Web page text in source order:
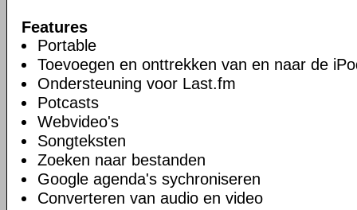
Features
Portable
Toevoegen en onttrekken van en naar de
Ondersteuning voor Last.fm
Potcasts
Webvideo's
Songteksten
Zoeken naar bestanden
Google agenda's sychroniseren
Converteren van audio en video